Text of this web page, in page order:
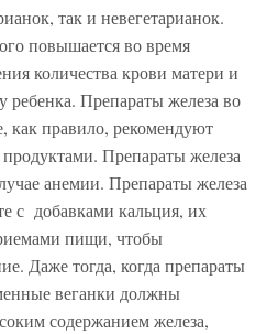
так и невегетарианок.
повышается во время
количества крови матери и
ребенка. Препараты железа во
как правило, рекомендуют
Препараты железа
анемии. Препараты железа
с добавками кальция, их
пищи, чтобы
Даже тогда, когда препараты
веганки должны
содержанием железа,